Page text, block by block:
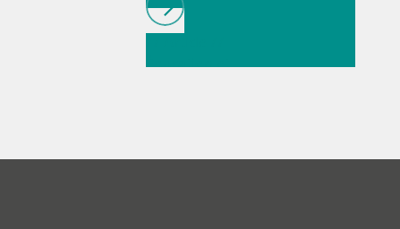
// Article
Éducation et